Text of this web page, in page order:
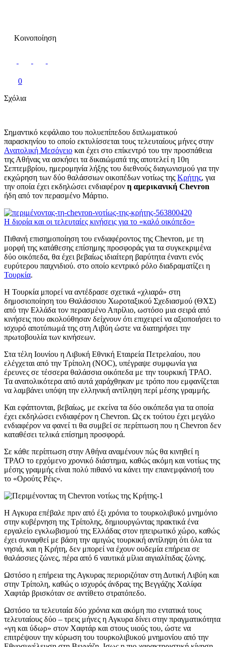
Κοινοποίηση
0
Σχόλια
Σημαντικό κεφάλαιο του πολυεπίπεδου διπλωματικού
παρασκηνίου το οποίο εκτυλίσσεται τους τελευταίους μήνες στην
Ανατολική Μεσόγειο και έχει στο επίκεντρό του την προσπάθεια
της Αθήνας να ασκήσει τα δικαιώματά της αποτελεί η 10η
Σεπτεμβρίου, ημερομηνία λήξης του διεθνούς διαγωνισμού για την
εκχώρηση των δύο θαλάσσιων οικοπέδων νοτίως της Κρήτης, για
την οποία έχει εκδηλώσει ενδιαφέρον η αμερικανική Chevron
ήδη από τον περασμένο Μάρτιο.
Η διορία και οι τελευταίες κινήσεις για το «καλό οικόπεδο»
Πιθανή επισημοποίηση του ενδιαφέροντος της Chevron, με τη
μορφή της κατάθεσης επίσημης προσφοράς για τα συγκεκριμένα
δύο οικόπεδα, θα έχει βεβαίως ιδιαίτερη βαρύτητα έναντι ενός
ευρύτερου παιχνιδιού. στο οποίο κεντρικό ρόλο διαδραματίζει η
Τουρκία.
Η Τουρκία μπορεί να αντέδρασε σχετικά «χλιαρά» στη
δημοσιοποίηση του Θαλάσσιου Χωροταξικού Σχεδιασμού (ΘΧΣ)
από την Ελλάδα τον περασμένο Απρίλιο, ωστόσο μια σειρά από
κινήσεις που ακολούθησαν δείχνουν ότι επιχειρεί να αξιοποιήσει το
ισχυρό αποτύπωμά της στη Λιβύη ώστε να διατηρήσει την
πρωτοβουλία των κινήσεων.
Στα τέλη Ιουνίου η Λιβυκή Εθνική Εταιρεία Πετρελαίου, που
ελέγχεται από την Τρίπολη (NOC), υπέγραψε συμφωνία για
έρευνες σε τέσσερα θαλάσσια οικόπεδα με την τουρκική ΤΡΑΟ.
Τα ανατολικότερα από αυτά χαράχθηκαν με τρόπο που εμφανίζεται
να λαμβάνει υπόψη την ελληνική αντίληψη περί μέσης γραμμής.
Και εφάπτονται, βεβαίως, με εκείνα τα δύο οικόπεδα για τα οποία
έχει εκδηλώσει ενδιαφέρον η Chevron. Ως εκ τούτου έχει μεγάλο
ενδιαφέρον να φανεί τι θα συμβεί σε περίπτωση που η Chevron δεν
καταθέσει τελικά επίσημη προσφορά.
Σε κάθε περίπτωση στην Αθήνα αναμένουν πώς θα κινηθεί η
ΤΡΑΟ το ερχόμενο χρονικό διάστημα, καθώς ακόμη και νοτίως της
μέσης γραμμής είναι πολύ πιθανό να κάνει την επανεμφάνισή του
το «Ορούτς Ρέις».
Η Αγκυρα επέβαλε πριν από έξι χρόνια το τουρκολιβυκό μνημόνιο
στην κυβέρνηση της Τρίπολης, δημιουργώντας πρακτικά ένα
εργαλείο εγκλωβισμού της Ελλάδας στον ηπειρωτικό χώρο, καθώς
έχει συναφθεί με βάση την αμιγώς τουρκική αντίληψη ότι όλα τα
νησιά, και η Κρήτη, δεν μπορεί να έχουν ουδεμία επήρεια σε
θαλάσσιες ζώνες, πέρα από 6 ναυτικά μίλια αιγιαλίτιδας ζώνης.
Ωστόσο η επήρεια της Αγκυρας περιοριζόταν στη Δυτική Λιβύη και
στην Τρίπολη, καθώς ο ισχυρός άνδρας της Βεγγάζης Χαλίφα
Χαφτάρ βρισκόταν σε αντίθετο στρατόπεδο.
Ωστόσο τα τελευταία δύο χρόνια και ακόμη πιο εντατικά τους
τελευταίους δύο – τρεις μήνες η Αγκυρα δίνει στην πραγματικότητα
«γη και ύδωρ» στον Χαφτάρ και στους υιούς του, ώστε να
επιτρέψουν την κύρωση του τουρκολιβυκού μνημονίου από την